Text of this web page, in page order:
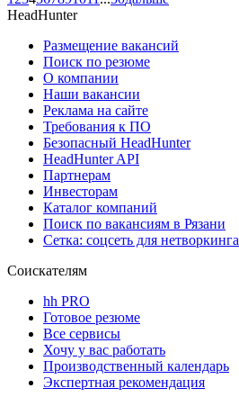
HeadHunter
Размещение вакансий
Поиск по резюме
О компании
Наши вакансии
Реклама на сайте
Требования к ПО
Безопасный HeadHunter
HeadHunter API
Партнерам
Инвесторам
Каталог компаний
Поиск по вакансиям в Рязани
Сетка: соцсеть для нетворкинга
Соискателям
hh PRO
Готовое резюме
Все сервисы
Хочу у вас работать
Производственный календарь
Экспертная рекомендация